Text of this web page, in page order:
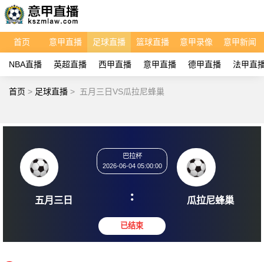
首页 意甲直播 足球直播 篮球直播 意甲录像 意甲新闻
NBA直播 英超直播 西甲直播 意甲直播 德甲直播 法甲直
首页 > 足球直播 > 五月三日VS瓜拉尼蜂巢
五月三日
2026-06-04 05:00:00
: 瓜拉